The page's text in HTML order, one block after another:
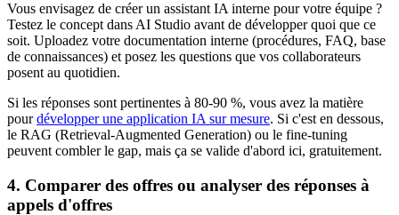
Vous envisagez de créer un assistant IA interne pour votre équipe ?
Testez le concept dans AI Studio avant de développer quoi que ce
soit. Uploadez votre documentation interne (procédures, FAQ, base
de connaissances) et posez les questions que vos collaborateurs
posent au quotidien.
Si les réponses sont pertinentes à 80-90 %, vous avez la matière
pourdévelopper une application IA sur mesure. Si c'est en dessous,
le RAG (Retrieval-Augmented Generation) ou le fine-tuning
peuvent combler le gap, mais ça se valide d'abord ici, gratuitement.
4. Comparer des offres ou analyser des réponses à
appels d'offres